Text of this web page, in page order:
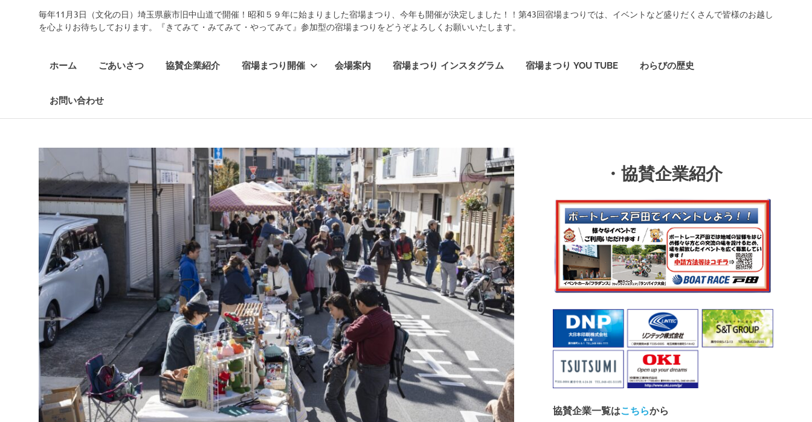
ッ
中
仙
道
州
蕨
宿
宿
場
ま
つ
り
毎年11月3日（文化の日）埼玉県蕨市旧中山道で開催！昭和５９年に始まりました宿場まつり、今年も開催が決定しました！！第43回宿場まつりでは、イベントなど盛りだくさんで皆様のお越し
を心よりお待ちしております。『きてみて・みてみて・やってみて』参加型の宿場まつりをどうぞよろしくお願いいたします。
ホーム ごあいさつ 協賛企業紹介 宿場まつり開催 会場案内 宿場まつり インスタグラム 宿場まつり YOU TUBE わらびの歴史
お問い合わせ
・協賛企業紹介
協賛企業一覧はこちらから